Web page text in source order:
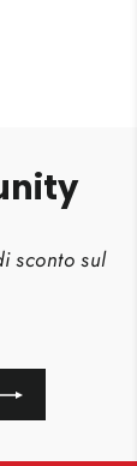
sconto sul